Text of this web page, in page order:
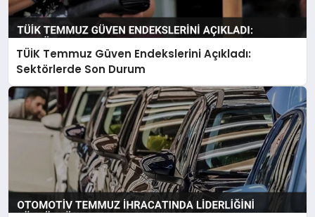
TÜİK Temmuz Güven Endekslerini Açıkladı:
Sektörlerde Son Durum